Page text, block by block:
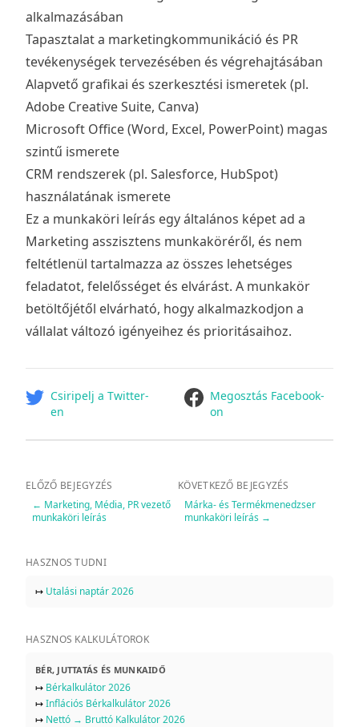
alkalmazásában
Tapasztalat a marketingkommunikáció és PR
tevékenységek tervezésében és végrehajtásában
Alapvető grafikai és szerkesztési ismeretek (pl.
Adobe Creative Suite, Canva)
Microsoft Office (Word, Excel, PowerPoint) magas
szintű ismerete
CRM rendszerek (pl. Salesforce, HubSpot)
használatának ismerete
Ez a munkaköri leírás egy általános képet ad a
Marketing asszisztens munkaköréről, és nem
feltétlenül tartalmazza az összes lehetséges
feladatot, felelősséget és elvárást. A munkakör
betöltőjétől elvárható, hogy alkalmazkodjon a
vállalat változó igényeihez és prioritásaihoz.
Csiripelj a Twitter-
en
facebookMegosztás Facebook-
on
ELŐZŐ BEJEGYZÉS
← Marketing, Média, PR vezető
munkaköri leírás
KÖVETKEZŐ BEJEGYZÉS
Márka- és Termékmenedzser
munkaköri leírás →
HASZNOS TUDNI
↦ Utalási naptár 2026
HASZNOS KALKULÁTOROK
BÉR, JUTTATÁS ÉS MUNKAIDŐ
↦ Bérkalkulátor 2026
↦Inflációs Bérkalkulátor 2026
↦ Nettó → Bruttó Kalkulátor 2026